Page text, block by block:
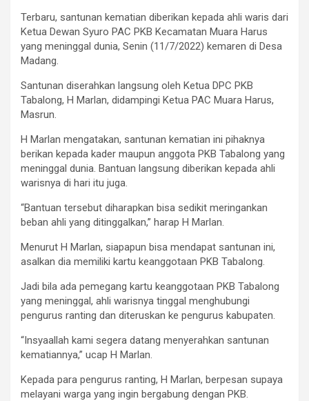
Terbaru, santunan kematian diberikan kepada ahli waris dari
Ketua Dewan Syuro PAC PKB Kecamatan Muara Harus
yang meninggal dunia, Senin (11/7/2022) kemaren di Desa
Madang.
Santunan diserahkan langsung oleh Ketua DPC PKB
Tabalong, H Marlan, didampingi Ketua PAC Muara Harus,
Masrun.
H Marlan mengatakan, santunan kematian ini pihaknya
berikan kepada kader maupun anggota PKB Tabalong yang
meninggal dunia. Bantuan langsung diberikan kepada ahli
warisnya di hari itu juga.
“Bantuan tersebut diharapkan bisa sedikit meringankan
beban ahli yang ditinggalkan,” harap H Marlan.
Menurut H Marlan, siapapun bisa mendapat santunan ini,
asalkan dia memiliki kartu keanggotaan PKB Tabalong.
Jadi bila ada pemegang kartu keanggotaan PKB Tabalong
yang meninggal, ahli warisnya tinggal menghubungi
pengurus ranting dan diteruskan ke pengurus kabupaten.
“Insyaallah kami segera datang menyerahkan santunan
kematiannya,” ucap H Marlan.
Kepada para pengurus ranting, H Marlan, berpesan supaya
melayani warga yang ingin bergabung dengan PKB.